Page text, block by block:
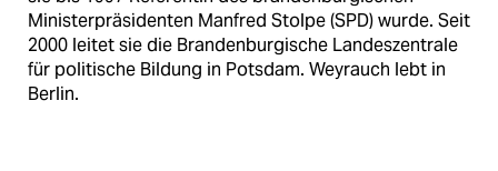
Ministerpräsidenten Manfred Stolpe (SPD) wurde. Seit
2000 leitet sie die Brandenburgische Landeszentrale
für politische Bildung in Potsdam. Weyrauch lebt in
Berlin.